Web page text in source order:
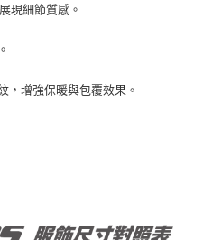
現細節質感。
，增強保暖與包覆效果。